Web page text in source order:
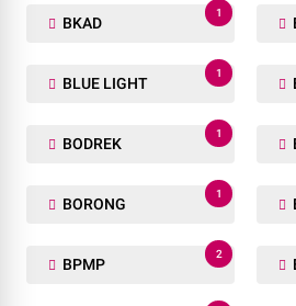
BKAD
1
BLUE LIGHT
1
BODREK
1
BORONG
1
BPMP
2